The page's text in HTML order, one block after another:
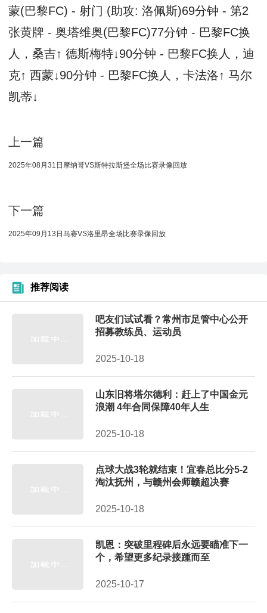
蒙(巴黎FC) - 射门 (助攻: 洛佩斯)69分钟 - 第2
张黄牌 - 奥塔维奥(巴黎FC)77分钟 - 巴黎FC换
人，桑吉↑ 德斯梅特↓90分钟 - 巴黎FC换人，迪
克↑ 西蒙↓90分钟 - 巴黎FC换人，卡法洛↑ 马尔
凯蒂↓
上一篇
2025年08月31日摩纳哥VS斯特拉斯堡全场比赛录像回放
下一篇
2025年09月13日马赛VS洛里昂全场比赛录像回放
推荐阅读
吧友们试试看？常州市足管中心公开
招募教练员、运动员
2025-10-18
山东旧将塔尔德利：赶上了中国金元
浪潮 4年合同保障40年人生
2025-10-18
点球大战3轮就结束！宜春总比分5-2
淘汰抚州，与赣州会师赣超决赛
2025-10-18
凯恩：突破里程碑后永远要瞄准下一
个，希望更多纪录接踵而至
2025-10-17